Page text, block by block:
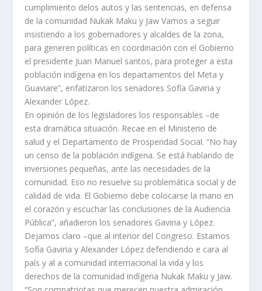
cumplimiento delos autos y las sentencias, en defensa
de la comunidad Nukak Maku y Jaw Vamos a seguir
insistiendo a los gobernadores y alcaldes de la zona,
para generen políticas en coordinación con el Gobierno
el presidente Juan Manuel santos, para proteger a esta
población indígena en los departamentos del Meta y
Guaviare”, enfatizaron los senadores Sofía Gaviria y
Alexander López.
En opinión de los legisladores los responsables –de
esta dramática situación. Recae en el Ministerio de
salud y el Departamento de Prosperidad Social. “No hay
un censo de la población indígena. Se está hablando de
inversiones pequeñas, ante las necesidades de la
comunidad. Eso no resuelve su problemática social y de
calidad de vida. El Gobierno debe colocarse la mano en
el corazón y escuchar las conclusiones de la Audiencia
Pública”, añadieron los senadores Gaviria y López.
Dejamos claro –que al interior del Congreso. Estamos
Sofía Gaviria y Alexander López defendiendo e cara al
país y al a comunidad internacional la vida y los
derechos de la comunidad indígena Nukak Maku y Jaw.